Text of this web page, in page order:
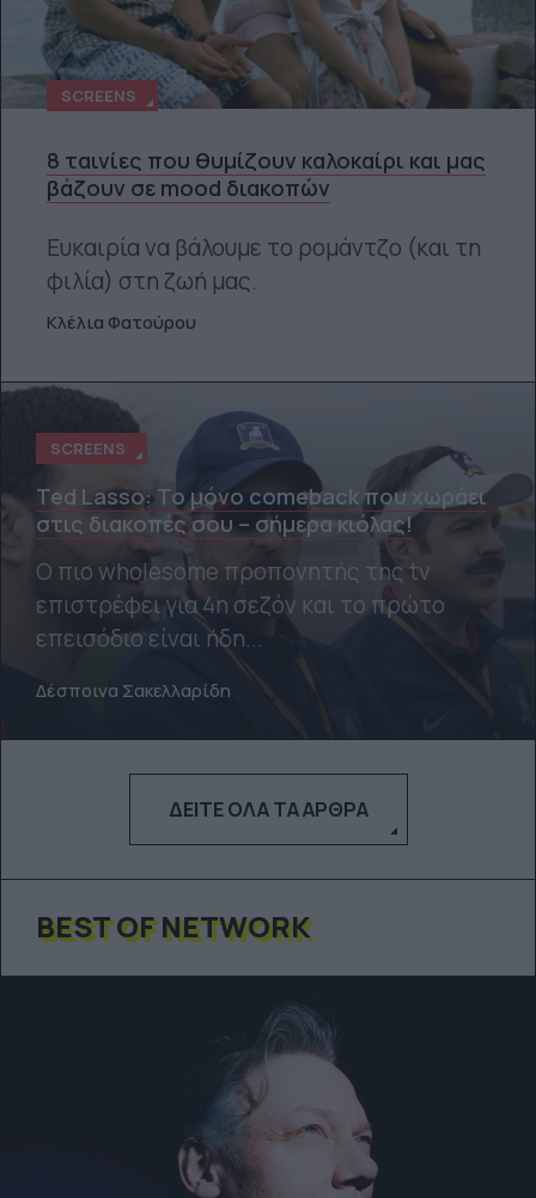
SCREENS
8 ταινίες που θυμίζουν καλοκαίρι και μας
βάζουν σε mood διακοπών
Ευκαιρία να βάλουμε το ρομάντζο (και τη
φιλία) στη ζωή μας.
Κλέλια Φατούρου
SCREENS
Ted Lasso: Το μόνο comeback που χωράει
στις διακοπές σου – σήμερα κιόλας!
Ο πιο wholesome προπονητής της tv
επιστρέφει για 4η σεζόν και το πρώτο
επεισόδιο είναι ήδη...
Δέσποινα Σακελλαρίδη
ΔΕΊΤΕ ΌΛΑ ΤΑ ΆΡΘΡΑ
BEST OF NETWORK